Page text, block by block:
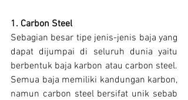
1. Carbon Steel
Sebagian besar tipe jenis-jenis baja yang
dapat dijumpai di seluruh dunia yaitu
berbentuk baja karbon atau carbon steel.
Semua baja memiliki kandungan karbon,
namun carbon steel bersifat unik sebab